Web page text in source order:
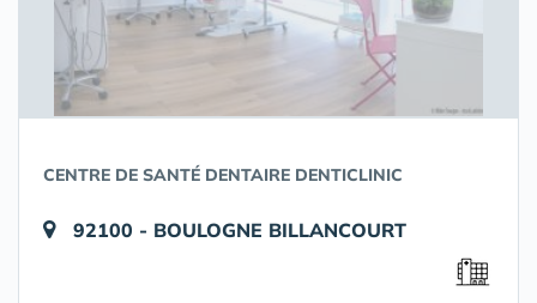
CENTRE DE SANTÉ DENTAIRE DENTICLINIC
92100 - BOULOGNE BILLANCOURT